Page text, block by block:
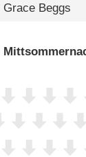
Grace Beggs